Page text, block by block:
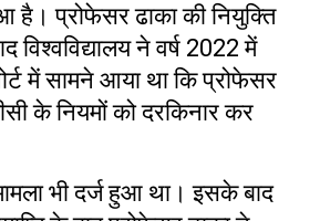
है। प्रोफेसर ढाका की नियुक्ति
ने वर्ष 2022में
में सामने आया था कि प्रोफेसर
के नियमों को दरकिनार कर
भी दर्ज हुआ था। इसके बाद